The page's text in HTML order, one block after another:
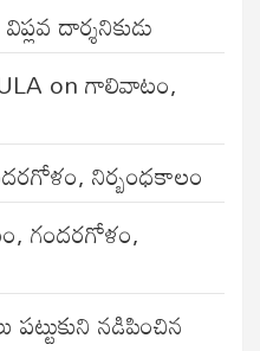
దార్శనికుడు
onగాలివాటం,
నిర్బంధకాలం
గందరగోళం,
పట్టుకుని నడిపించిన